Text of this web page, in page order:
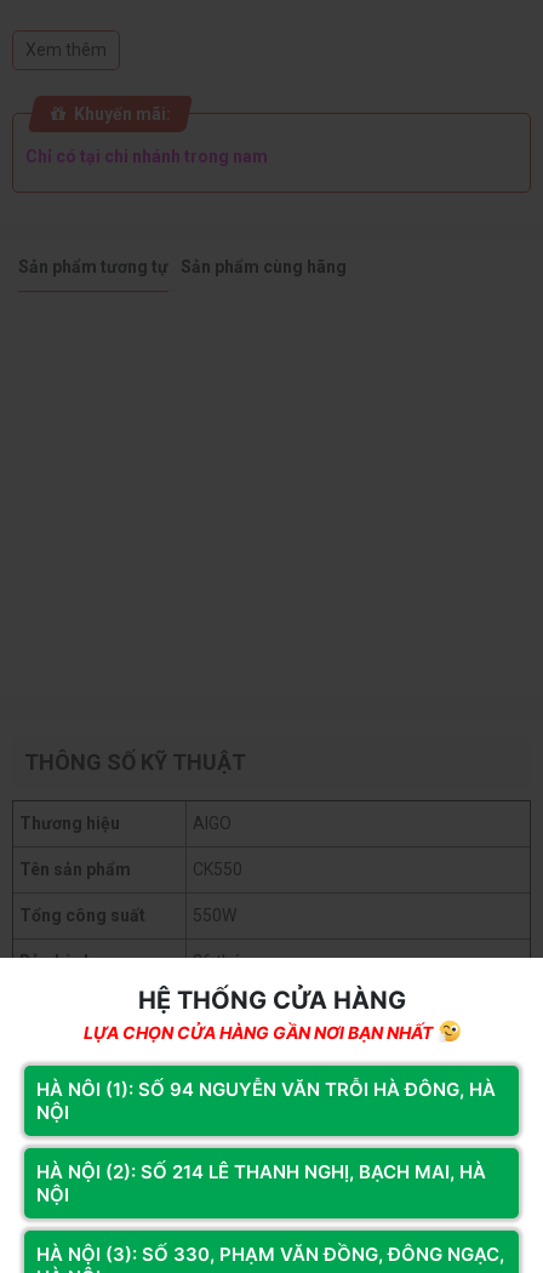
+ 1xCPU4+4pin(650mm)
+ 1xPCIe6+2pin(500mm)
+ 3xIDE(400+150mm)
+ 1xAC 10~16A 220V(1.5m)
Quạt 120mm hoạt động êm ái, tản nhiệt tốt
Xem thêm
Khuyến mãi:
Chỉ có tại chi nhánh trong nam
Sản phẩm tương tự Sản phẩm cùng hãng
THÔNG SỐ KỸ THUẬT
Thương hiệu AIGO
Tên sản phẩm CK550
Tổng công suất 550W
Bảo hành 36 tháng
Điện áp đầu vào 110~240V
Kiểu nguồn ATX
Mô đun tháo lắp Non modul
Kích thước nguồn
Trọng lượng ~2.5 kg
HỆ THỐNG CỬA HÀNG
LỰA CHỌN CỬA HÀNG GẦN NƠI BẠN NHẤT
HÀ NÔI (1): SỐ 94 NGUYỄN VĂN TRỖI HÀ ĐÔNG, HÀ
NỘI
HÀ NỘI (2): SỐ 214 LÊ THANH NGHỊ, BẠCH MAI, HÀ
NỘI
HÀ NỘI (3): SỐ 330, PHẠM VĂN ĐỒNG, ĐÔNG NGẠC,